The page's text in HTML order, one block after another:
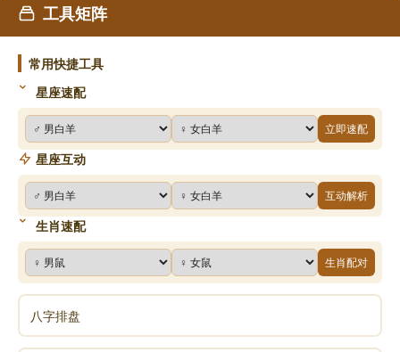
工具矩阵
常用快捷工具
星座速配
立即速配
星座互动
互动解析
生肖速配
生肖配对
八字排盘